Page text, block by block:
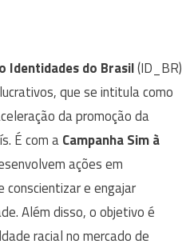
Identidades do Brasil(ID_BR)
que se intitula como
da promoção da
É com aCampanha Sim à
ações em
e engajar
Além disso, o objetivo é
racial no mercado de